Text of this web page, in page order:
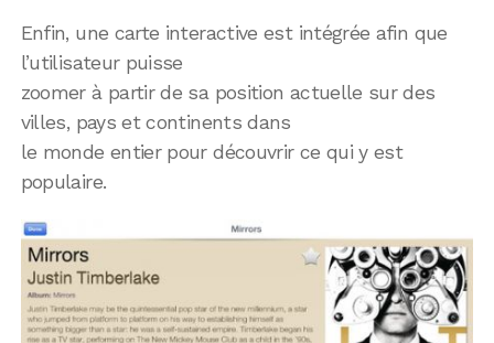
Enfin, une carte interactive est intégrée afin que
l’utilisateur puisse
zoomer à partir de sa position actuelle sur des
villes, pays et continents dans
le monde entier pour découvrir ce qui y est
populaire.